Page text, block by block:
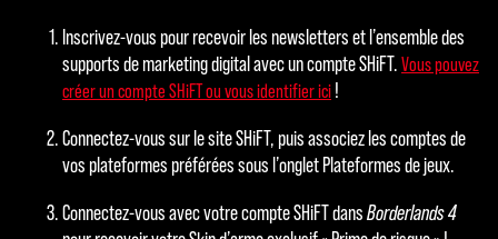
Inscrivez-vous pour recevoir les newsletters et l’ensemble des
supports de marketing digital avec un compte SHiFT. Vous pouvez
créer un compte SHiFT ou vous identifier ici !
Connectez-vous sur le site SHiFT, puis associez les comptes de
vos plateformes préférées sous l’onglet Plateformes de jeux.
Connectez-vous avec votre compte SHiFT dansBorderlands 4